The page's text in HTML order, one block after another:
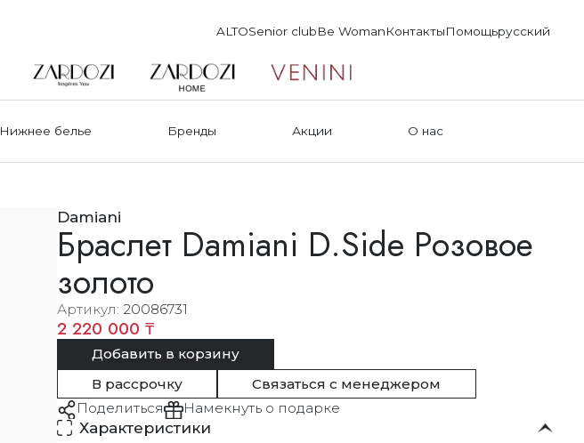
ALTOSenior clubBe WomanКонтактыПомощьрусский
Нижнее белье Бренды Акции О нас
Damiani
Браслет Damiani D.Side Розовое
золото
Артикул 20086731
2 220 000 ₸
Добавить в корзину
В рассрочку
Связаться с менеджером
Поделиться
Намекнуть о подарке
Характеристики